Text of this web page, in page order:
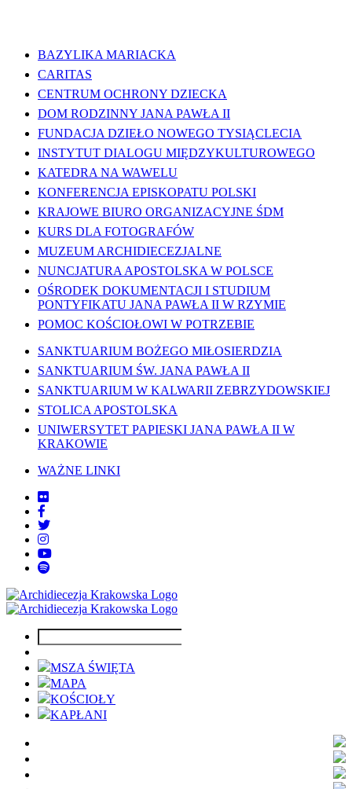
BAZYLIKA MARIACKA
CARITAS
CENTRUM OCHRONY DZIECKA
DOM RODZINNY JANA PAWŁA II
FUNDACJA DZIEŁO NOWEGO TYSIĄCLECIA
INSTYTUT DIALOGU MIĘDZYKULTUROWEGO
KATEDRA NA WAWELU
KONFERENCJA EPISKOPATU POLSKI
KRAJOWE BIURO ORGANIZACYJNE ŚDM
KURS DLA FOTOGRAFÓW
MUZEUM ARCHIDIECEZJALNE
NUNCJATURA APOSTOLSKA W POLSCE
OŚRODEK DOKUMENTACJI I STUDIUM
PONTYFIKATU JANA PAWŁA II W RZYMIE
POMOC KOŚCIOŁOWI W POTRZEBIE
SANKTUARIUM BOŻEGO MIŁOSIERDZIA
SANKTUARIUM ŚW. JANA PAWŁA II
SANKTUARIUM W KALWARII ZEBRZYDOWSKIEJ
STOLICA APOSTOLSKA
UNIWERSYTET PAPIESKI JANA PAWŁA II W
KRAKOWIE
WAŻNE LINKI
MSZA ŚWIĘTA
MAPA
KOŚCIOŁY
KAPŁANI